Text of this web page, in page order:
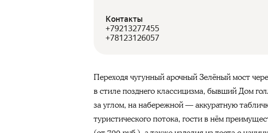
Контакты
+79213277455
+78123126057
Переходя чугунный арочный Зелёный мост
в стиле позднего классицизма, бывший Дом
за углом, на набережной — аккуратную
туристического потока, гости в нём